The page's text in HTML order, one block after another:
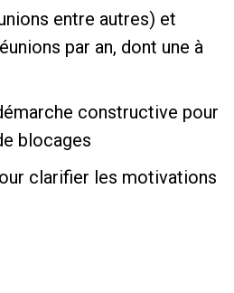
entre autres) et
par an, dont une à
constructive pour
blocages
clarifier les motivations